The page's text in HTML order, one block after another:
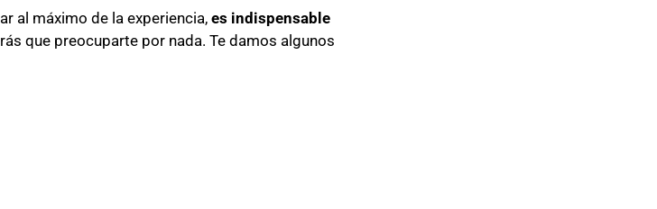
al máximo de la experiencia, es indispensable
que preocuparte por nada. Te damos algunos